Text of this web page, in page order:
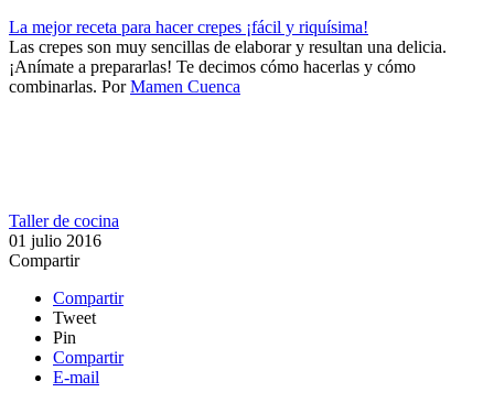
La mejor receta para hacer crepes ¡fácil y riquísima!
Las crepes son muy sencillas de elaborar y resultan una delicia.
¡Anímate a prepararlas! Te decimos cómo hacerlas y cómo
combinarlas. PorMamen Cuenca
Taller de cocina
01 julio 2016
Compartir
Compartir
Tweet
Pin
Compartir
E-mail